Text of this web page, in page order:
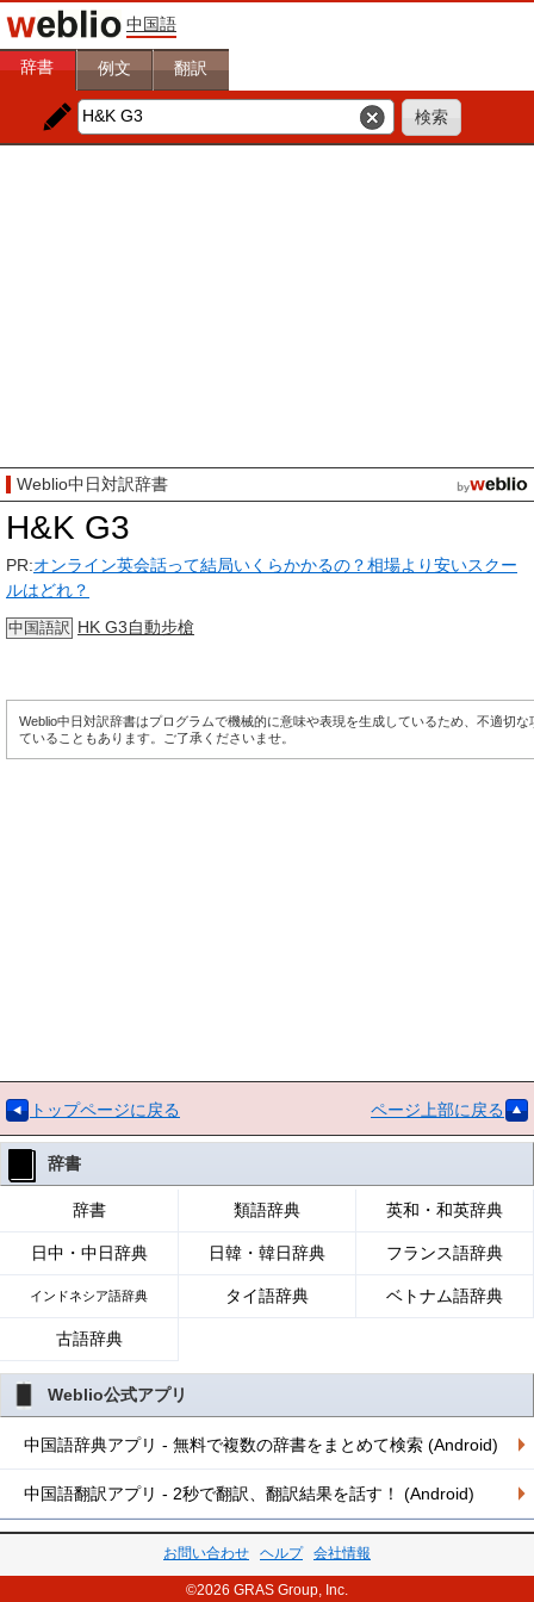
中国語
辞書 例文 翻訳
Weblio中日対訳辞書
H&K G3
PR:オンライン英会話って結局いくらかかるの？相場より安いスクー
ルはどれ？
中国語訳 HK G3自動步槍
Weblio中日対訳辞書はプログラムで機械的に意味や表現を生成しているため、不適切な
ていることもあります。ご了承くださいませ。
トップページに戻る ページ上部に戻る
辞書
辞書 類語辞典 英和・和英辞典
日中・中日辞典 日韓・韓日辞典 フランス語辞典
インドネシア語辞典 タイ語辞典 ベトナム語辞典
古語辞典
Weblio公式アプリ
中国語辞典アプリ - 無料で複数の辞書をまとめて検索 (Android)
中国語翻訳アプリ - 2秒で翻訳、翻訳結果を話す！ (Android)
お問い合わせ ヘルプ 会社情報
©2026 GRAS Group, Inc.